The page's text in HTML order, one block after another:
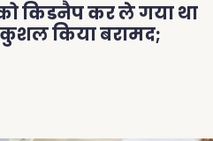
को किडनैप कर ले गया था
किया बरामद;